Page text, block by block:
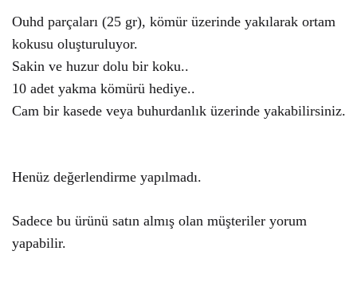
Ouhd parçaları (25 gr), kömür üzerinde yakılarak ortam
kokusu oluşturuluyor.
Sakin ve huzur dolu bir koku..
10 adet yakma kömürü hediye..
Cam bir kasede veya buhurdanlık üzerinde yakabilirsiniz.
Henüz değerlendirme yapılmadı.
Sadece bu ürünü satın almış olan müşteriler yorum
yapabilir.